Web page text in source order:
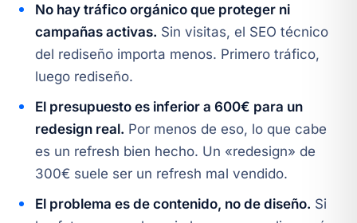
No hay tráfico orgánico que proteger ni
campañas activas. Sin visitas, el SEO técnico
del rediseño importa menos. Primero tráfico,
luego rediseño.
El presupuesto es inferior a 600€ para un
redesign real. Por menos de eso, lo que cabe
es un refresh bien hecho. Un «redesign» de
300€ suele ser un refresh mal vendido.
El problema es de contenido, no de diseño. Si